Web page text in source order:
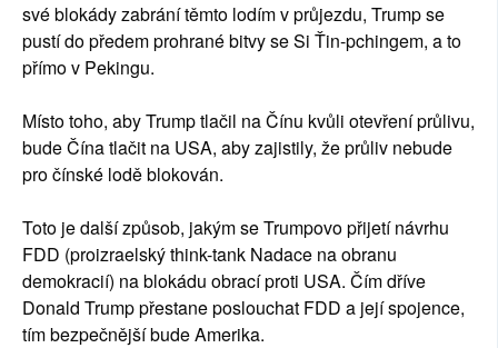
své blokády zabrání těmto lodím v průjezdu, Trump se
pustí do předem prohrané bitvy se Si Ťin-pchingem, a to
přímo v Pekingu.
Místo toho, aby Trump tlačil na Čínu kvůli otevření průlivu,
bude Čína tlačit na USA, aby zajistily, že průliv nebude
pro čínské lodě blokován.
Toto je další způsob, jakým se Trumpovo přijetí návrhu
FDD (proizraelský think-tank Nadace na obranu
demokracií) na blokádu obrací proti USA. Čím dříve
Donald Trump přestane poslouchat FDD a její spojence,
tím bezpečnější bude Amerika.